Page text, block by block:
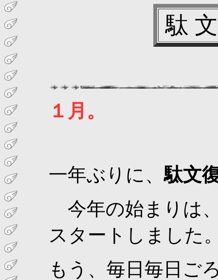
駄
１月。
一年ぶりに、駄文
今年の始まりは
スタートしました
もう、毎日毎日ご